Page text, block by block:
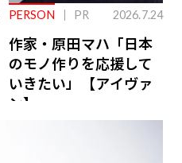
PERSON PR 2026.7.24
作家・原田マハ「日本
のモノ作りを応援して
いきたい」【アイヴァ
ン】